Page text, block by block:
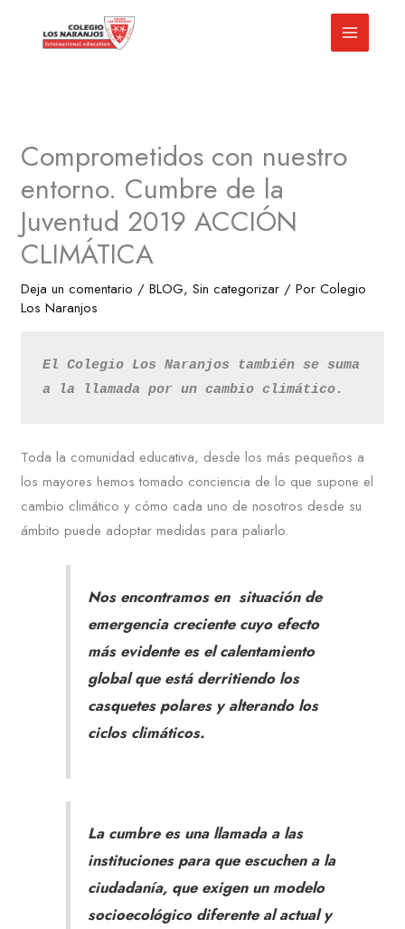
Comprometidos con nuestro
entorno. Cumbre de la
Juventud 2019 ACCIÓN
CLIMÁTICA
Deja un comentario /BLOG,Sin categorizar / PorColegio
Los Naranjos
El Colegio Los Naranjos también se suma
a la llamada por un cambio climático.
Toda la comunidad educativa, desde los más pequeños a
los mayores hemos tomado conciencia de lo que supone el
cambio climático y cómo cada uno de nosotros desde su
ámbito puede adoptar medidas para paliarlo.
Nos encontramos en situación de
emergencia creciente cuyo efecto
más evidente es el calentamiento
global que está derritiendo los
casquetes polares y alterando los
ciclos climáticos.
La cumbre es una llamada a las
instituciones para que escuchen a la
ciudadanía, que exigen un modelo
socioecológico diferente al actual y